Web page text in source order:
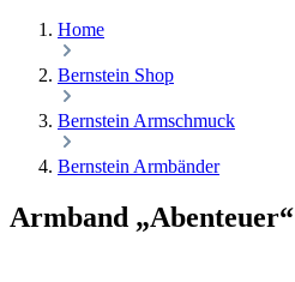
Home
Bernstein Shop
Bernstein Armschmuck
Bernstein Armbänder
Armband „Abenteuer“